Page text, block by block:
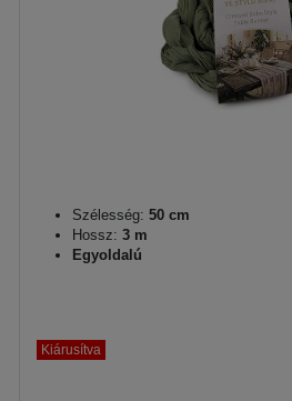
Szélesség: 50 cm
Hossz: 3 m
Egyoldalú
Kiárusítva